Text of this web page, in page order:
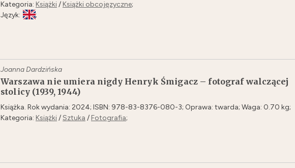
Kategoria: Książki/ Książki obcojęzyczne;
Język:
;
Joanna Dardzińska
Warszawa nie umiera nigdy Henryk Śmigacz – fotograf walczącej
stolicy (1939, 1944)
Książka. Rok wydania: 2024; ISBN: 978-83-8376-080-3; Oprawa: twarda; Waga: 0.70 kg;
Kategoria: Książki/Sztuka / Fotografia;